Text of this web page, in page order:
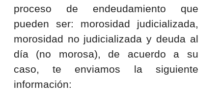
proceso de endeudamiento que
pueden ser: morosidad judicializada,
morosidad no judicializada y deuda al
día (no morosa), de acuerdo a su
caso, te enviamos la siguiente
información: